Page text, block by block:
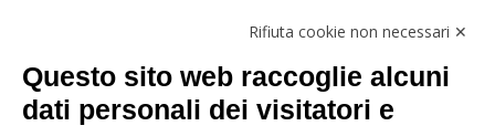
Facebook
Linkedin
Rifiuta cookie non necessari ✕
Questo sito web raccoglie alcuni
dati personali dei visitatori e